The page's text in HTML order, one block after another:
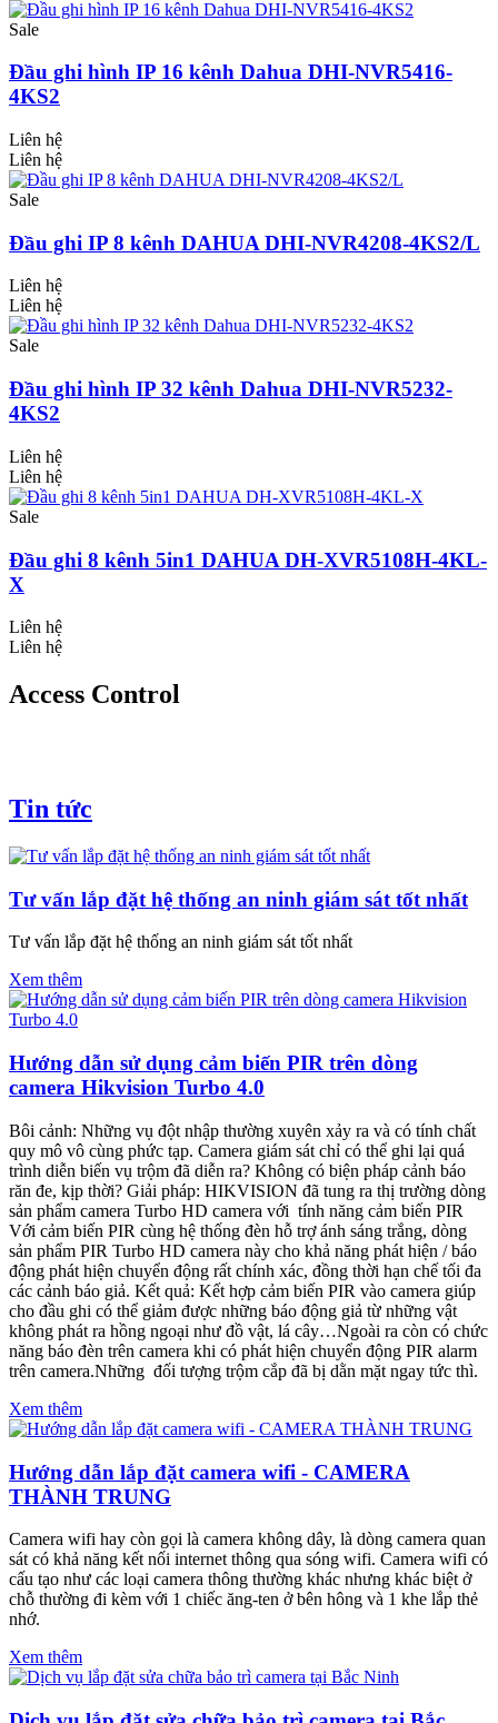
Sale
Đầu ghi hình IP 16 kênh Dahua DHI-NVR5416-
4KS2
Liên hệ
Liên hệ
Sale
Đầu ghi IP 8 kênh DAHUA DHI-NVR4208-4KS2/L
Liên hệ
Liên hệ
Sale
Đầu ghi hình IP 32 kênh Dahua DHI-NVR5232-
4KS2
Liên hệ
Liên hệ
Sale
Đầu ghi 8 kênh 5in1 DAHUA DH-XVR5108H-4KL-
X
Liên hệ
Liên hệ
Access Control
Tin tức
Tư vấn lắp đặt hệ thống an ninh giám sát tốt nhất
Tư vấn lắp đặt hệ thống an ninh giám sát tốt nhất
Xem thêm
Hướng dẫn sử dụng cảm biến PIR trên dòng
camera Hikvision Turbo 4.0
Bôi cảnh: Những vụ đột nhập thường xuyên xảy ra và có tính chất
quy mô vô cùng phức tạp. Camera giám sát chỉ có thể ghi lại quá
trình diễn biến vụ trộm đã diễn ra? Không có biện pháp cảnh báo
răn đe, kịp thời? Giải pháp: HIKVISION đã tung ra thị trường dòng
sản phẩm camera Turbo HD camera với tính năng cảm biến PIR
Với cảm biến PIR cùng hệ thống đèn hỗ trợ ánh sáng trắng, dòng
sản phẩm PIR Turbo HD camera này cho khả năng phát hiện / báo
động phát hiện chuyển động rất chính xác, đồng thời hạn chế tối đa
các cảnh báo giả. Kết quả: Kết hợp cảm biến PIR vào camera giúp
cho đầu ghi có thể giảm được những báo động giả từ những vật
không phát ra hồng ngoại như đồ vật, lá cây…Ngoài ra còn có chức
năng báo đèn trên camera khi có phát hiện chuyển động PIR alarm
trên camera.Những đối tượng trộm cắp đã bị dằn mặt ngay tức thì.
Xem thêm
Hướng dẫn lắp đặt camera wifi - CAMERA
THÀNH TRUNG
Camera wifi hay còn gọi là camera không dây, là dòng camera quan
sát có khả năng kết nối internet thông qua sóng wifi. Camera wifi có
cấu tạo như các loại camera thông thường khác nhưng khác biệt ở
chỗ thường đi kèm với 1 chiếc ăng-ten ở bên hông và 1 khe lắp thẻ
nhớ.
Xem thêm